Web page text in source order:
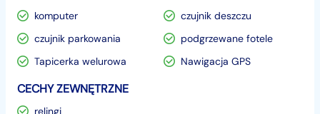
komputer
czujnik deszczu
czujnik parkowania
podgrzewane fotele
Tapicerka welurowa
Nawigacja GPS
CECHY ZEWNĘTRZNE
relingi